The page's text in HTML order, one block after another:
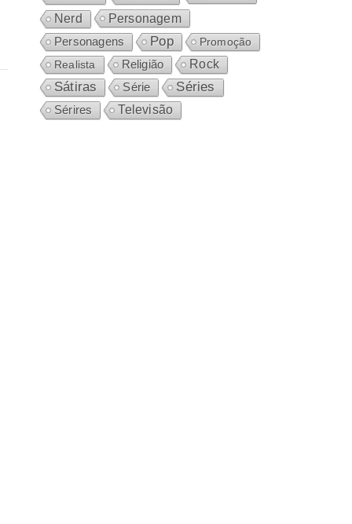
Nerd Personagem
Personagens Pop
Promoção
Realista
Religião Rock
Sátiras Série Séries
Sérires Televisão